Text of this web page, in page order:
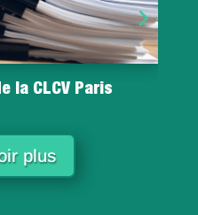
la CLCV Paris
plus